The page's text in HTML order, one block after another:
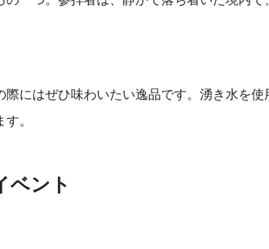
にはぜひ味わいたい逸品です。湧き水を使
。
ベント